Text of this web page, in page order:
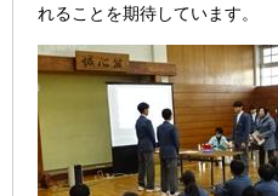
れることを期待しています。